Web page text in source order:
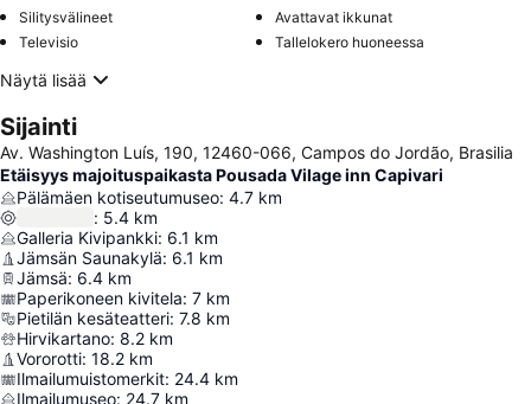
Silitysvälineet
Avattavat ikkunat
Televisio
Tallelokero huoneessa
Näytä lisää
Sijainti
Av. Washington Luís, 190, 12460-066, Campos do Jordão, Brasilia
Etäisyys majoituspaikasta Pousada Vilage inn Capivari
Pälämäen kotiseutumuseo: 4.7 km
: 5.4 km
Galleria Kivipankki: 6.1 km
Jämsän Saunakylä: 6.1 km
Jämsä: 6.4 km
Paperikoneen kivitela: 7 km
Pietilän kesäteatteri: 7.8 km
Hirvikartano: 8.2 km
Vororotti: 18.2 km
Ilmailumuistomerkit: 24.4 km
Ilmailumuseo: 24.7 km